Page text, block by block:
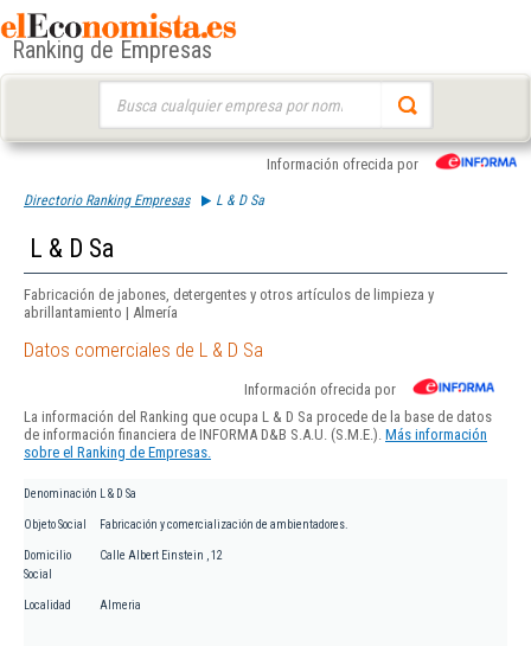
Ranking de Empresas
Información ofrecida por
Directorio Ranking Empresas L & D Sa
L & D Sa
Fabricación de jabones, detergentes y otros artículos de limpieza y
abrillantamiento | Almería
Datos comerciales de L & D Sa
Información ofrecida por
La información del Ranking que ocupa L & D Sa procede de la base de datos
de información financiera de INFORMA D&B S.A.U. (S.M.E.). Más información
sobre el Ranking de Empresas.
Denominación L & D Sa
Objeto Social Fabricación y comercialización de ambientadores.
Domicilio
Social
Calle Albert Einstein , 12
Localidad Almeria